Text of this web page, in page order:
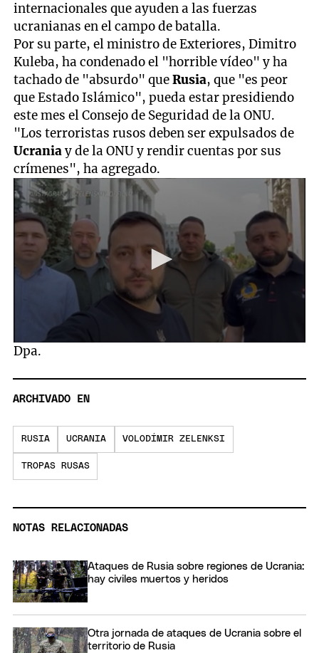
internacionales que ayuden a las fuerzas
ucranianas en el campo de batalla.
Por su parte, el ministro de Exteriores, Dimitro
Kuleba, ha condenado el "horrible vídeo" y ha
tachado de "absurdo" queRusia, que "es peor
que Estado Islámico", pueda estar presidiendo
este mes el Consejo de Seguridad de la ONU.
"Los terroristas rusos deben ser expulsados de
Ucraniay de la ONU y rendir cuentas por sus
crímenes", ha agregado.
0
seconds
39
seconds
Dpa.
ARCHIVADO EN
RUSIA UCRANIA VOLODÍMIR ZELENKSI
TROPAS RUSAS
NOTAS RELACIONADAS
Ataques de Rusia sobre regiones de Ucrania:
hay civiles muertos y heridos
Otra jornada de ataques de Ucrania sobre el
territorio de Rusia